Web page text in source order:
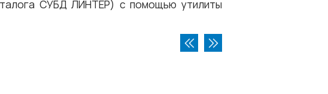
СУБД ЛИНТЕР) с помощью утилиты